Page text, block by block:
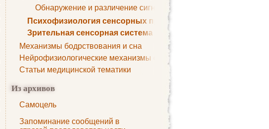
Обнаружение и различение сигналов. Сенсорная рецепция
Психофизиология сенсорных процессов
Зрительная сенсорная система
Механизмы бодрствования и сна
Нейрофизиологические механизмы сна
Статьи медицинской тематики
Из архивов
Самоцель
Запоминание сообщений в